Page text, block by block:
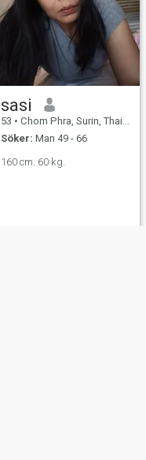
sasi
53 • Chom Phra, Surin, Thailand
Söker: Man 49 - 66
160 cm. 60 kg.